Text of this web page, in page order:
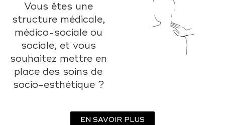
Vous êtes une
structure médicale,
médico-sociale ou
sociale, et vous
souhaitez mettre en
place des soins de
socio-esthétique ?
EN SAVOIR PLUS